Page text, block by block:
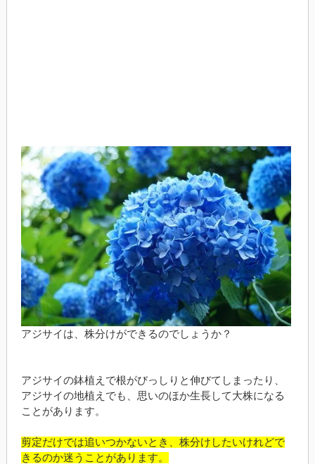
アジサイは、株分けができるのでしょうか？
アジサイの鉢植えで根がびっしりと伸びてしまったり、
アジサイの地植えでも、思いのほか生長して大株になる
ことがあります。
剪定だけでは追いつかないとき、株分けしたいけれどで
きるのか迷うことがあります。